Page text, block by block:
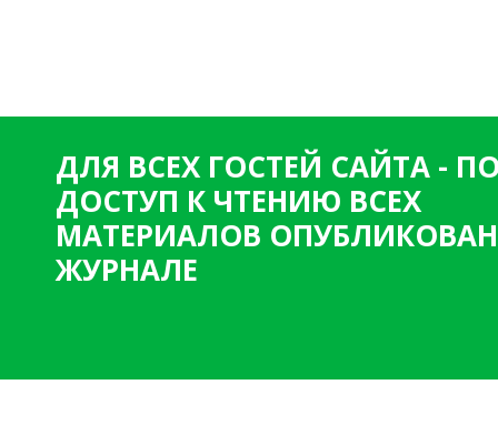
ДЛЯ ВСЕХ ГОСТЕЙ САЙТА -
ДОСТУП К ЧТЕНИЮ ВСЕХ
МАТЕРИАЛОВ
ЖУРНАЛЕ